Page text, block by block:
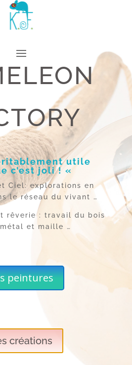
utile
c’est joli ! «
Ciel: explorations en
le réseau du vivant …
rêverie : travail du bois
et maille …
peintures
créations